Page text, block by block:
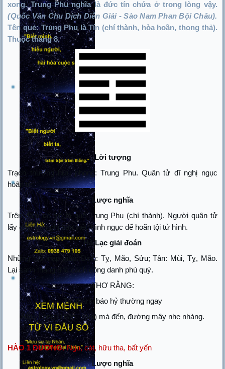
xong. Trung Phu nghĩa là đức tín chứa ở trong lòng vậy.
(Quốc Văn Chu Dịch Diễn Giải - Sào Nam Phan Bội Châu).
Tên quẻ: Trung Phu là Tín (chí thành, hòa hoãn, thong thả).
Thuộc tháng 8.
Lời tượng
Trạch thượng hữu phong: Trung Phu. Quân tử dĩ nghị ngục
hoãn tử
Lược nghĩa
Trên đầm có gió là quẻ Trung Phu (chí thành). Người quân tử
lấy đấy mà nghị bàn việc hình ngục để hoãn tội tử hình.
Hà Lạc giải đoán
Những tuổi nạp giáp: Đinh: Tỵ, Mão, Sửu; Tân: Mùi, Tỵ, Mão.
Lại sanh tháng 8 là cách công danh phú quý.
THƠ RẰNG:
Tín thành báo hỷ thường ngay
Hầu, Long (Thân, Thìn) mà đến, đường mây nhẹ nhàng.
HÀO 1 DƯƠNG:Ngu, cát, hữu tha, bất yến
Lược nghĩa